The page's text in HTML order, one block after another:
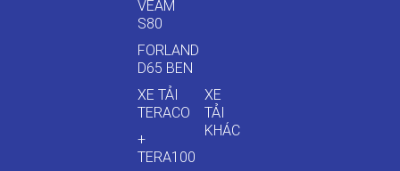
VEAM
S80
FORLAND
D65 BEN
XE TẢI
TERACO
+
TERA100
XE
TẢI
KHÁC